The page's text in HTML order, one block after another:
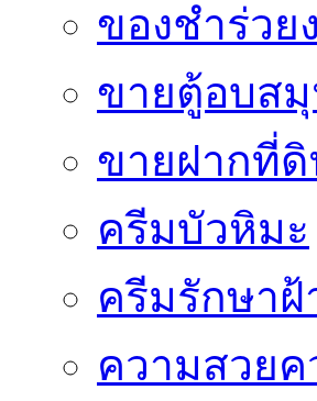
ของชำร่วย
ขายตู้อบส
ขายฝากที่
ครีมบัวหิมะ
ครีมรักษาฝ้
ความสวยค